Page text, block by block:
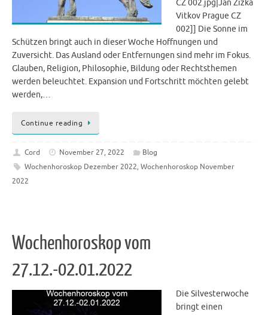
CZ 002.jpg|Jan Zizka
Vitkov Prague CZ
002]] Die Sonne im
Schützen bringt auch in dieser Woche Hoffnungen und
Zuversicht. Das Ausland oder Entfernungen sind mehr im Fokus.
Glauben, Religion, Philosophie, Bildung oder Rechtsthemen
werden beleuchtet. Expansion und Fortschritt möchten gelebt
werden,…
Continue reading
Cord November 27, 2022
Blog
Wochenhoroskop Dezember 2022, Wochenhoroskop November
2022
Wochenhoroskop vom
27.12.-02.01.2022
Die Silvesterwoche
bringt einen